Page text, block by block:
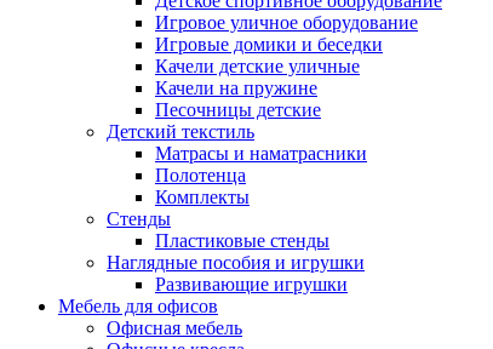
Игровое уличное оборудование
Игровые домики и беседки
Качели детские уличные
Качели на пружине
Песочницы детские
Детский текстиль
Матрасы и наматрасники
Полотенца
Комплекты
Стенды
Пластиковые стенды
Наглядные пособия и игрушки
Развивающие игрушки
Мебель для офисов
Офисная мебель